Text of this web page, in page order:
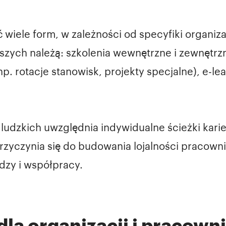
form, w zależności od specyfiki
należą: szkolenia wewnętrzne i
rotacje stanowisk, projekty specjalne), e-
uwzględnia indywidualne ścieżki
się do budowania lojalności
i współpracy.